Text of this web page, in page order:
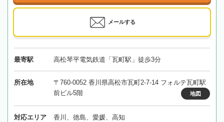
メールする
最寄駅 高松琴平電気鉄道「瓦町駅」徒歩3分
所在地
〒760-0052 香川県高松市瓦町2-7-14 フォルテ瓦町駅
前ビル5階
地図
対応エリア 香川、徳島、愛媛、高知